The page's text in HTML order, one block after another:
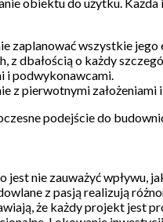
obiektu do użytku.
zaplanować wszystkie jego
dbałością o każdy
i podwykonawcami.
z pierwotnymi
podejście do
nie zauważyć
z pasją realizują
że każdy projekt jest